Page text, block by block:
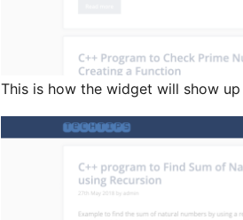
This is how the widget will show